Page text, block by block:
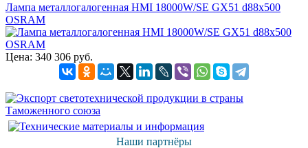
Лампа металлогалогенная HMI 18000W/SE GX51 d88x500
OSRAM
Цена: 340 306 руб.
Наши партнёры